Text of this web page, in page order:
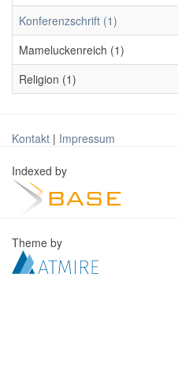
Konferenzschrift (1)
Mameluckenreich (1)
Religion (1)
Kontakt | Impressum
Indexed by
Theme by